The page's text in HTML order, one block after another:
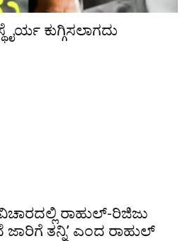
ಕುಗ್ಗಿಸಲಾಗದು
ರಾಹುಲ್‌-ರಿಜಿಜು
ಜಾರಿಗೆ ತನ್ನಿ’ ಎಂದ ರಾಹುಲ್‌